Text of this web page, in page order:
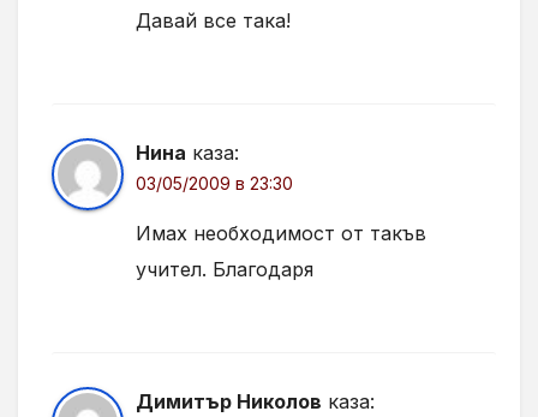
Давай все така!
Нина каза:
03/05/2009 в 23:30
Имах необходимост от такъв
учител. Благодаря
Димитър Николов каза: